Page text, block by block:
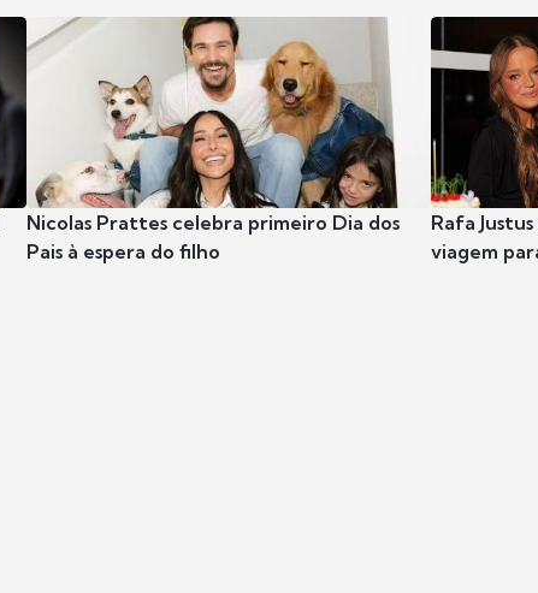
Nicolas Prattes celebra primeiro Dia dos
Pais à espera do filho
Rafa
viagem